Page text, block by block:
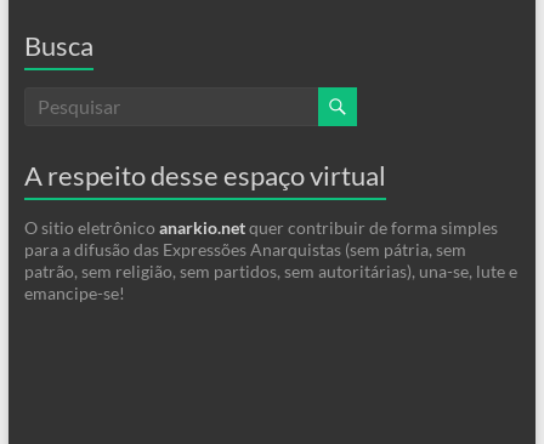
Busca
A respeito desse espaço virtual
O sitio eletrônico anarkio.netquer contribuir de forma simples
para a difusão das Expressões Anarquistas (sem pátria, sem
patrão, sem religião, sem partidos, sem autoritárias), una-se, lute e
emancipe-se!